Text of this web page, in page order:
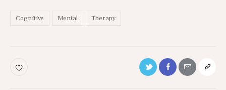
Cognitive Mental Therapy